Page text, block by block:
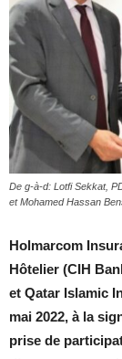
De g-à-d: Lotfi Sekkat,
et Mohamed Hassan
Holmarcom
Hôtelier (CIH
et Qatar Islamic
mai 2022, à la
prise de